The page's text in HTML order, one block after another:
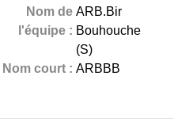
Nom de
l'équipe :
ARB.Bir
Bouhouche
(S)
Nom court : ARBBB